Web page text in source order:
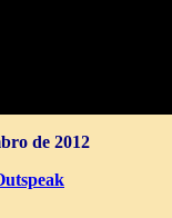
de 2012